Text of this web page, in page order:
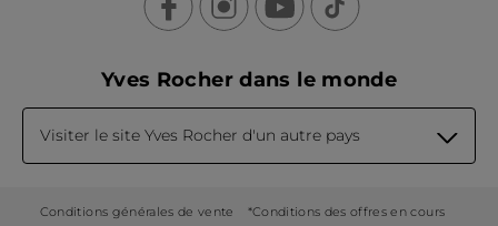
Yves Rocher dans le monde
Visiter le site Yves Rocher d'un autre pays
Conditions générales de vente *Conditions des offres en cours